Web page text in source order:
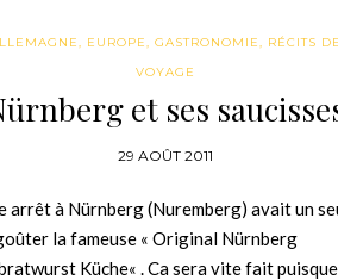
, EUROPE, GASTRONOMIE, RÉCITS
VOYAGE
et ses
29 AOÛT 2011
arrêt à Nürnberg (Nuremberg) avait un
la fameuse « Original Nürnberg
Küche« . Ca sera vite fait puisque